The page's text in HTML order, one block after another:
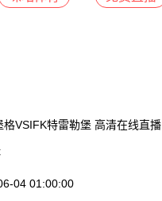
格VSIFK特雷勒堡 高清在线直播
04 01:00:00